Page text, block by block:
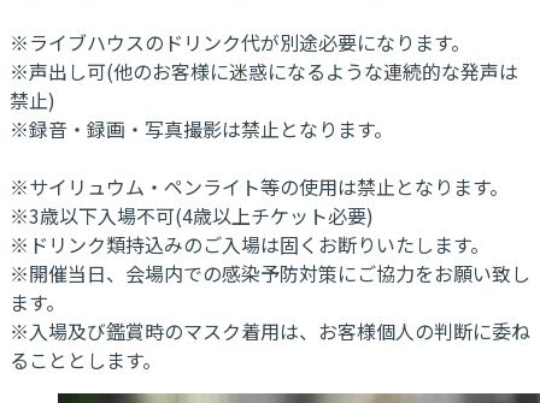
※ライブハウスのドリンク代が別途必要になります。
※声出し可(他のお客様に迷惑になるような連続的な発声は
禁止)
※録音・録画・写真撮影は禁止となります。
※サイリュウム・ペンライト等の使用は禁止となります。
※3歳以下入場不可(4歳以上チケット必要)
※ドリンク類持込みのご入場は固くお断りいたします。
※開催当日、会場内での感染予防対策にご協力をお願い致し
ます。
※入場及び鑑賞時のマスク着用は、お客様個人の判断に委ね
ることとします。